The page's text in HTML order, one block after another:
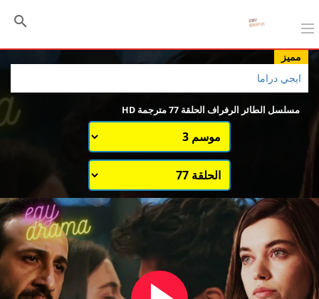
مميز
ايجي دراما
مسلسل الطائر الرفراف الحلقة 77 مترجمة HD
اختيار الموسم
قائمة حلقات الموسم 1
قائمة حلقات الموسم 3